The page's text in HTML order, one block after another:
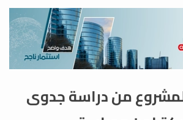
من دراسة جدوى